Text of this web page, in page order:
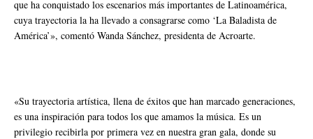
que ha conquistado los escenarios más importantes de Latinoamérica,
cuya trayectoria la ha llevado a consagrarse como ‘La Baladista de
América’», comentó Wanda Sánchez, presidenta de Acroarte.
«Su trayectoria artística, llena de éxitos que han marcado generaciones,
es una inspiración para todos los que amamos la música. Es un
privilegio recibirla por primera vez en nuestra gran gala, donde su